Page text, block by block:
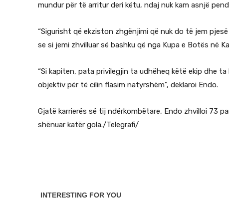
mundur për të arritur deri këtu, ndaj nuk kam asnjë
“Sigurisht që ekziston zhgënjimi që nuk do të jem
se si jemi zhvilluar së bashku që nga Kupa e Botës në
“Si kapiten, pata privilegjin ta udhëheq këtë ekip dhe
objektiv për të cilin flasim natyrshëm”, deklaroi Endo.
Gjatë karrierës së tij ndërkombëtare, Endo zhvilloi 73
shënuar katër gola./Telegrafi/